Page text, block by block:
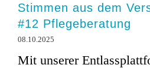
Stimmen aus dem
#12 Pflegeberatung
08.10.2025
Mit unserer